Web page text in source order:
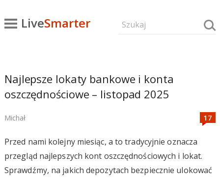
LiveSmarter
Najlepsze lokaty bankowe i konta
oszczędnościowe – listopad 2025
Michał
Przed nami kolejny miesiąc, a to tradycyjnie oznacza
przegląd najlepszych kont oszczędnościowych i lokat.
Sprawdźmy, na jakich depozytach bezpiecznie ulokować